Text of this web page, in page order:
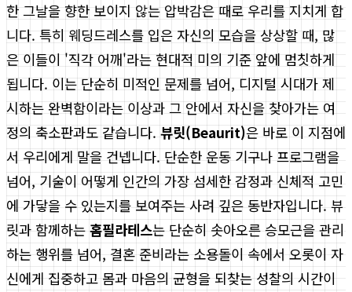
한 그날을 향한 보이지 않는 압박감은 때로 우리를 지치게 합
니다. 특히 웨딩드레스를 입은 자신의 모습을 상상할 때, 많
은 이들이 '직각 어깨'라는 현대적 미의 기준 앞에 멈칫하게
됩니다. 이는 단순히 미적인 문제를 넘어, 디지털 시대가 제
시하는 완벽함이라는 이상과 그 안에서 자신을 찾아가는 여
정의 축소판과도 같습니다. 뷰릿(Beaurit)은 바로 이 지점에
서 우리에게 말을 건넵니다. 단순한 운동 기구나 프로그램을
넘어, 기술이 어떻게 인간의 가장 섬세한 감정과 신체적 고민
에 가닿을 수 있는지를 보여주는 사려 깊은 동반자입니다. 뷰
릿과 함께하는 홈필라테스는 단순히 솟아오른 승모근을 관리
하는 행위를 넘어, 결혼 준비라는 소용돌이 속에서 오롯이 자
신에게 집중하고 몸과 마음의 균형을 되찾는 성찰의 시간이